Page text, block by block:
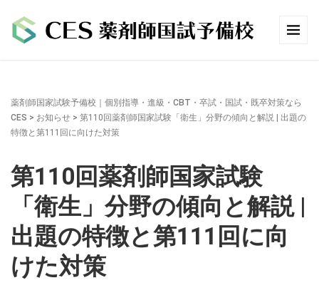
薬剤師国家試験予備校｜個別指導・進級・CBT・卒試・国試・既卒対策なら
CES > お知らせ > 第110回薬剤師国家試験「衛生」分野の傾向と解説 | 出題の
特徴と第111回に向けた対策
第110回薬剤師国家試験
「衛生」分野の傾向と解説 |
出題の特徴と第111回に向
けた対策